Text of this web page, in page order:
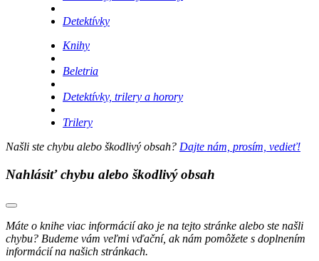
Detektívky
Knihy
Beletria
Detektívky, trilery a horory
Trilery
Našli ste chybu alebo škodlivý obsah? Dajte nám, prosím, vedieť!
Nahlásiť chybu alebo škodlivý obsah
Máte o knihe viac informácií ako je na tejto stránke alebo ste našli
chybu? Budeme vám veľmi vďační, ak nám pomôžete s doplnením
informácií na našich stránkach.